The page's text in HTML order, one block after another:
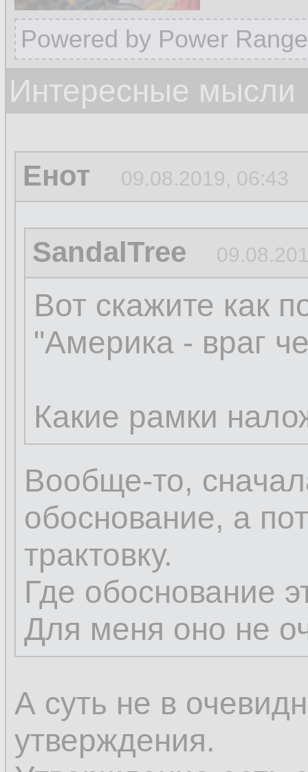
Powered by Power
Интересные мысли
Енот 09.08.2019, 06:43
SandalTree
Вот скажите как
"Америка - враг
Какие рамки
Вообще-то,
обоснование, а
трактовку.
Где обоснование
Для меня оно не
А суть не в
утверждения.